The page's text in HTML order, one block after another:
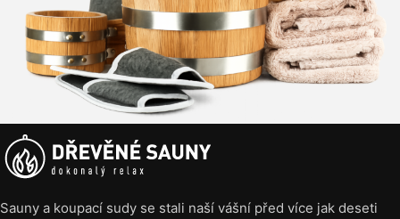
Sauny a koupací sudy se stali naší vášní před více jak deseti